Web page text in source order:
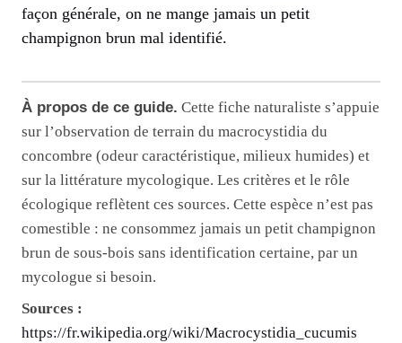
façon générale, on ne mange jamais un petit
champignon brun mal identifié.
À propos de ce guide. Cette fiche naturaliste s’appuie
sur l’observation de terrain du macrocystidia du
concombre (odeur caractéristique, milieux humides) et
sur la littérature mycologique. Les critères et le rôle
écologique reflètent ces sources. Cette espèce n’est pas
comestible : ne consommez jamais un petit champignon
brun de sous-bois sans identification certaine, par un
mycologue si besoin.
Sources :
https://fr.wikipedia.org/wiki/Macrocystidia_cucumis